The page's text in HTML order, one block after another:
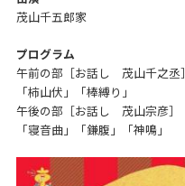
茂山千五郎家
プログラム
午前の部［お話し 茂山千之丞］
「柿山伏」「棒縛り」
午後の部［お話し 茂山宗彦］
「寝音曲」「鎌腹」「神鳴」